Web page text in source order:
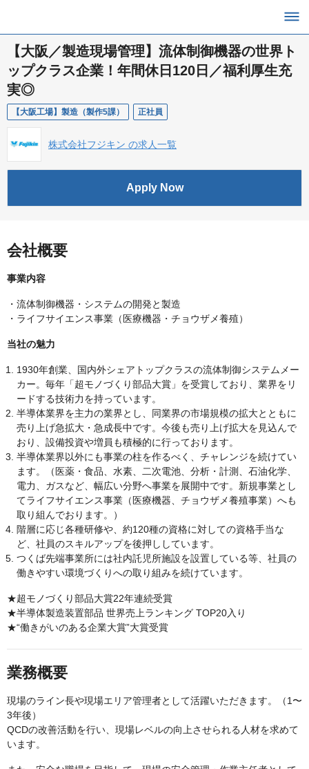
【大阪／製造現場管理】流体制御機器の世界ト
ップクラス企業！年間休日120日／福利厚生充
実◎
【大阪工場】製造（製作5課） 正社員
株式会社フジキン の求人一覧
Apply Now
会社概要
事業内容
・流体制御機器・システムの開発と製造
・ライフサイエンス事業（医療機器・チョウザメ養殖）
当社の魅力
1930年創業、国内外シェアトップクラスの流体制御システムメー
カー。毎年「超モノづくり部品大賞」を受賞しており、業界をリ
ードする技術力を持っています。
半導体業界を主力の業界とし、同業界の市場規模の拡大とともに
売り上げ急拡大・急成長中です。今後も売り上げ拡大を見込んで
おり、設備投資や増員も積極的に行っております。
半導体業界以外にも事業の柱を作るべく、チャレンジを続けてい
ます。（医薬・食品、水素、二次電池、分析・計測、石油化学、
電力、ガスなど、幅広い分野へ事業を展開中です。新規事業とし
てライフサイエンス事業（医療機器、チョウザメ養殖事業）へも
取り組んでおります。）
階層に応じ各種研修や、約120種の資格に対しての資格手当な
ど、社員のスキルアップを後押ししています。
つくば先端事業所には社内託児所施設を設置している等、社員の
働きやすい環境づくりへの取り組みを続けています。
★超モノづくり部品大賞22年連続受賞
★半導体製造装置部品 世界売上ランキング TOP20入り
★“働きがいのある企業大賞”大賞受賞
業務概要
現場のライン長や現場エリア管理者として活躍いただきます。（1〜
3年後）
QCDの改善活動を行い、現場レベルの向上させられる人材を求めて
います。